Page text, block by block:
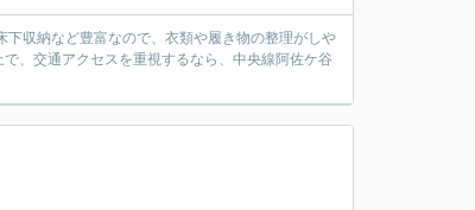
下収納など豊富なので、衣類や履き物の整理がしや
、交通アクセスを重視するなら、中央線阿佐ケ谷